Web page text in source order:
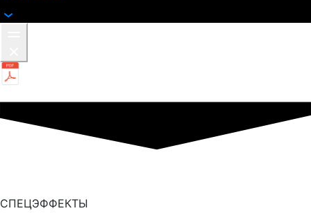
СПЕЦЭФФЕКТЫ